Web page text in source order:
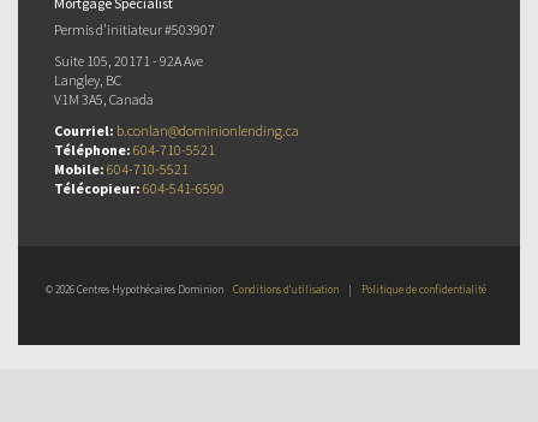
Permis d’initiateur #503907
Suite 105, 20171 - 92A Ave
Langley, BC
V1M 3A5, Canada
Courriel: b.conlan@dominionlending.ca
Téléphone: 604-710-5521
Mobile: 604-710-5521
Télécopieur: 604-541-6590
© 2026 Centres Hypothécaires Dominion Conditions d’utilisation | Politique de confidentialité